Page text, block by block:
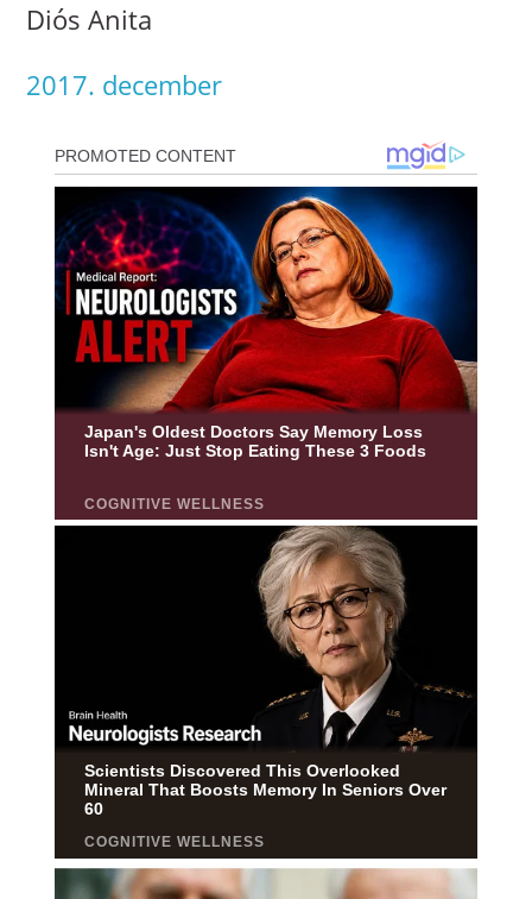
Diós Anita
2017. december